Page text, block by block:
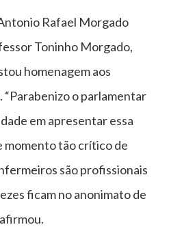
Rafael Morgado
Toninho Morgado,
homenagem aos
o parlamentar
em apresentar essa
momento tão crítico de
são profissionais
ficam no anonimato de